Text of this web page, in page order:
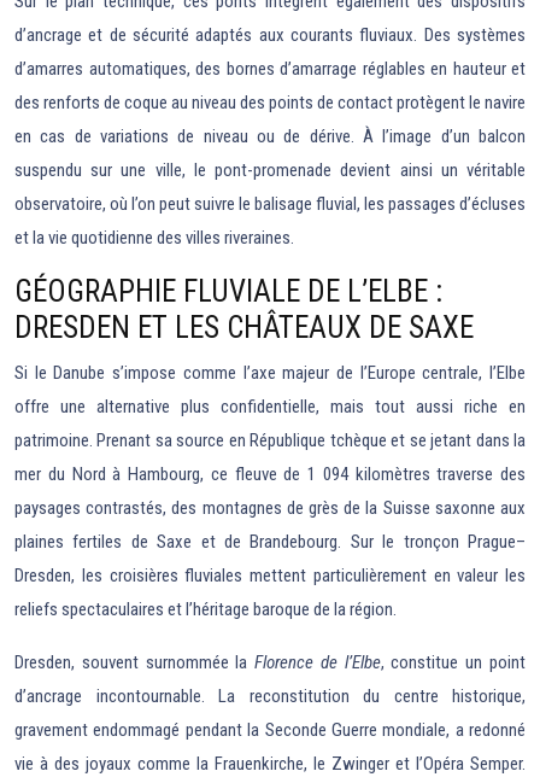
d’ancrage et de sécurité adaptés aux courants fluviaux. Des systèmes
d’amarres automatiques, des bornes d’amarrage réglables en hauteur et
des renforts de coque au niveau des points de contact protègent le navire
en cas de variations de niveau ou de dérive. À l’image d’un balcon
suspendu sur une ville, le pont-promenade devient ainsi un véritable
observatoire, où l’on peut suivre le balisage fluvial, les passages d’écluses
et la vie quotidienne des villes riveraines.
GÉOGRAPHIE FLUVIALE DE L’ELBE :
DRESDEN ET LES CHÂTEAUX DE SAXE
Si le Danube s’impose comme l’axe majeur de l’Europe centrale, l’Elbe
offre une alternative plus confidentielle, mais tout aussi riche en
patrimoine. Prenant sa source en République tchèque et se jetant dans la
mer du Nord à Hambourg, ce fleuve de 1 094 kilomètres traverse des
paysages contrastés, des montagnes de grès de la Suisse saxonne aux
plaines fertiles de Saxe et de Brandebourg. Sur le tronçon Prague–
Dresden, les croisières fluviales mettent particulièrement en valeur les
reliefs spectaculaires et l’héritage baroque de la région.
Dresden, souvent surnommée laFlorence de l’Elbe, constitue un point
d’ancrage incontournable. La reconstitution du centre historique,
gravement endommagé pendant la Seconde Guerre mondiale, a redonné
vie à des joyaux comme la Frauenkirche, le Zwinger et l’Opéra Semper.